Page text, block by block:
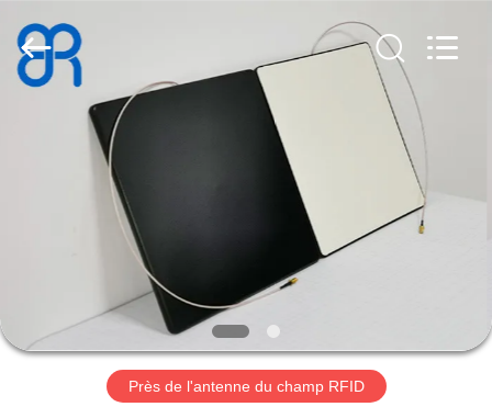
MAISON
PRODUITS
VR
SHOW
Shenzhen
Bowei
RFID
Technology
Co.,LTD..
Près de l'antenne du champ RFID